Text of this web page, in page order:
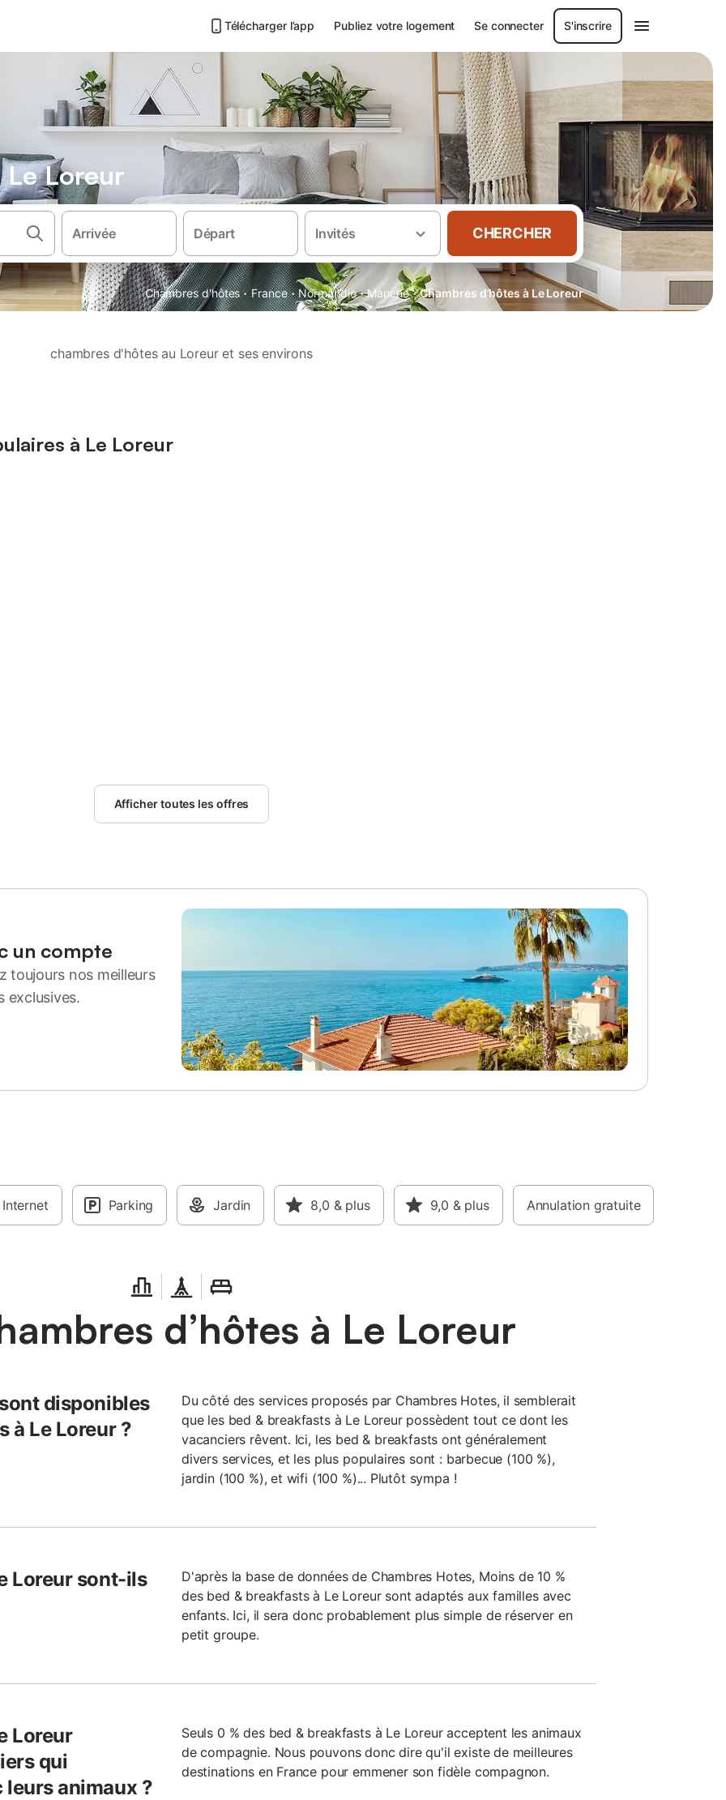
Télécharger l’app Publiez votre logement Se connecter S'inscrire
Loreur
Arrivée Départ Invités CHERCHER
Chambres d'hôtes · France · Normandie · Manche · Chambres d’hôtes à Le Loreur
chambres d'hôtes au Loreur et ses environs
à Le Loreur
Afficher toutes les offres
un compte
toujours nos meilleurs
exclusives.
Internet Parking Jardin 8,0 & plus 9,0 & plus Annulation gratuite
d’hôtes à Le Loreur
disponibles
à Le Loreur ?
Du côté des services proposés par Chambres Hotes, il semblerait
que les bed & breakfasts à Le Loreur possèdent tout ce dont les
vacanciers rêvent. Ici, les bed & breakfasts ont généralement
divers services, et les plus populaires sont : barbecue (100 %),
jardin (100 %), et wifi (100 %)... Plutôt sympa !
Loreur sont-ils
D'après la base de données de Chambres Hotes, Moins de 10 %
des bed & breakfasts à Le Loreur sont adaptés aux familles avec
enfants. Ici, il sera donc probablement plus simple de réserver en
petit groupe.
Loreur
qui
animaux ?
Seuls 0 % des bed & breakfasts à Le Loreur acceptent les animaux
de compagnie. Nous pouvons donc dire qu'il existe de meilleures
destinations en France pour emmener son fidèle compagnon.